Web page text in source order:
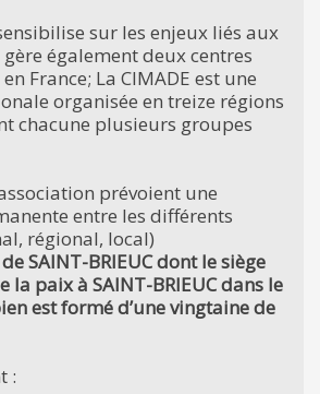
sur les enjeux liés aux
également deux centres
France; La CIMADE est une
organisée en treize régions
chacune plusieurs groupes
prévoient une
entre les différents
régional, local)
SAINT-BRIEUC dont le siège
la paix à SAINT-BRIEUC dans le
est formé d’une vingtaine de
: